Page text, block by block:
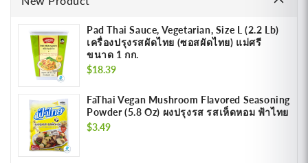
Pad Thai Sauce, Vegetarian, Size L (2.2 Lb)
เครื่องปรุงรสผัดไทย (ซอสผัดไทย) แม่ศรี
ขนาด 1 กก.
Regular
$18.39
FaThai Vegan Mushroom Flavored Seasoning
Powder (5.8 Oz) ผงปรุงรส รสเห็ดหอม ฟ้าไทย
Regular
$3.49